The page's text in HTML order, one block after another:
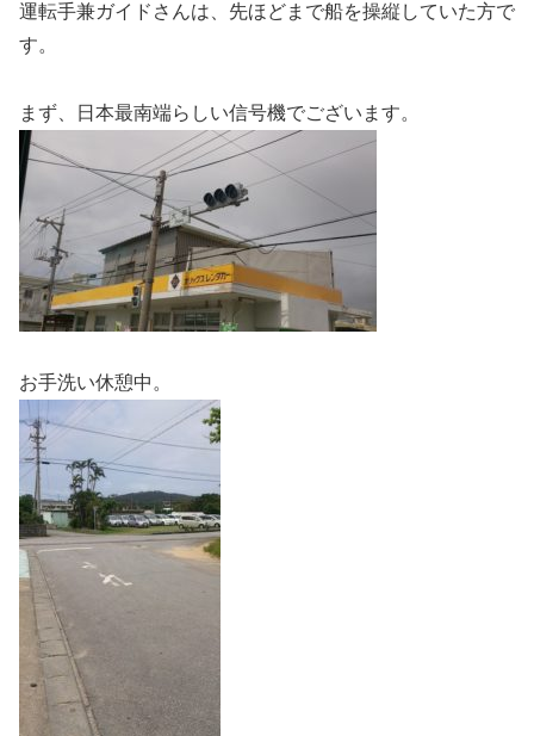
運転手兼ガイドさんは、先ほどまで船を操縦していた方で
す。
まず、日本最南端らしい信号機でございます。
お手洗い休憩中。